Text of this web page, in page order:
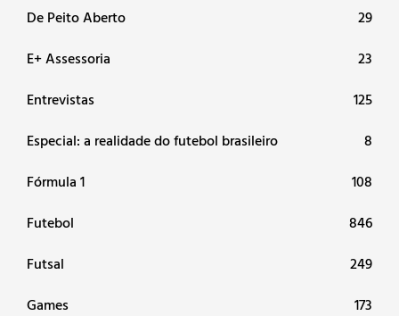
De Peito Aberto
29
E+ Assessoria
23
Entrevistas
125
Especial: a realidade do futebol brasileiro
8
Fórmula 1
108
Futebol
846
Futsal
249
Games
173